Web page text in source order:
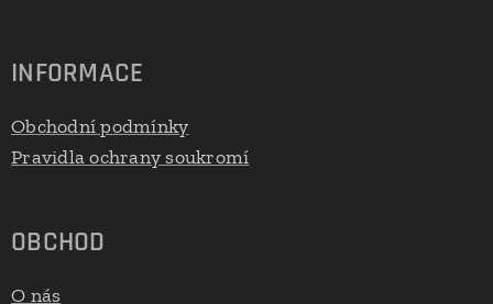
INFORMACE
Obchodní podmínky
Pravidla ochrany soukromí
OBCHOD
O nás